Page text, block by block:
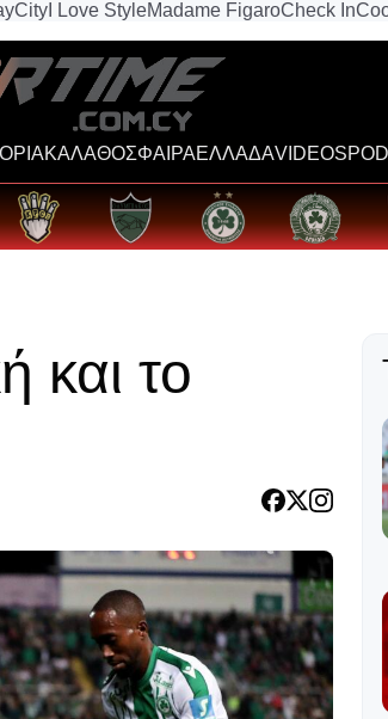
City I Love StyleMadame FigaroCheck In
ΚΑΛΑΘΟΣΦΑΙΡΑΕΛΛΑΔΑVIDEOS
και το